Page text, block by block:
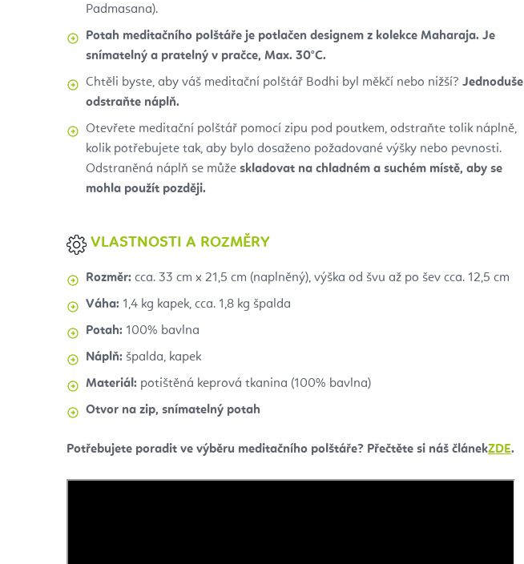
Padmasana).
Potah meditačního polštáře je potlačen designem z kolekce Maharaja. Je
snímatelný a pratelný v pračce, Max. 30°C.
Chtěli byste, aby váš meditační polštář Bodhi byl měkčí nebo nižší? Jednoduše
odstraňte náplň.
Otevřete meditační polštář pomocí zipu pod poutkem, odstraňte tolik náplně,
kolik potřebujete tak, aby bylo dosaženo požadované výšky nebo pevnosti.
Odstraněná náplň se může skladovat na chladném a suchém místě, aby se
mohla použít později.
VLASTNOSTI A ROZMĚRY
Rozměr: cca. 33 cm x 21,5 cm (naplněný), výška od švu až po šev cca. 12,5 cm
Váha: 1,4 kg kapek, cca. 1,8 kg špalda
Potah: 100% bavlna
Náplň: špalda, kapek
Materiál: potištěná keprová tkanina (100% bavlna)
Otvor na zip, snímatelný potah
Potřebujete poradit ve výběru meditačního polštáře? Přečtěte si náš článekZDE.